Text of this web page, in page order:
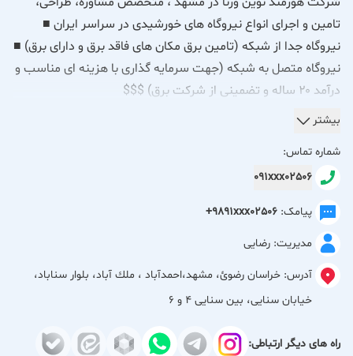
تامین و اجرای انواع نیروگاه های خورشیدی در سراسر ایران ■
نیروگاه جدا از شبکه (تامین برق مکان های فاقد برق و دارای برق) ■
نیروگاه متصل به شبکه (جهت سرمایه گذاری با هزینه ای مناسب و
درآمد ۲۰ ساله و تضمینی از شرکت برق) $$$
مشاوره، طراحی، تامین و اجرای انواع برق خورشیدی
سراسر ایران
■ نیروگاه جدا از شبکه (تامین برق مکان های فاقد برق و دارای برق)
》تامین برق کانکس های سیار
》تامین برق مورد نیاز عشایر و کوچ نشینان
》اجرای انواع پمپ های خورشیدی و غیر خورشیدی برای چاهداران
جهت کاهش هزینه های مصرفی
مناطق آب فاقد لوله کشی و غیر لوله کشی)
بیشتر
شماره تماس:
091xxx02506
پیامک: +9891xxx02506
مدیریت: رضایی
آدرس: خراسان رضوئ، مشهد،احمدآباد ، ملك آباد، بلوار سناباد،
خیابان سنایی، بین سنایی 4 و 6
راه های دیگر ارتباطی: